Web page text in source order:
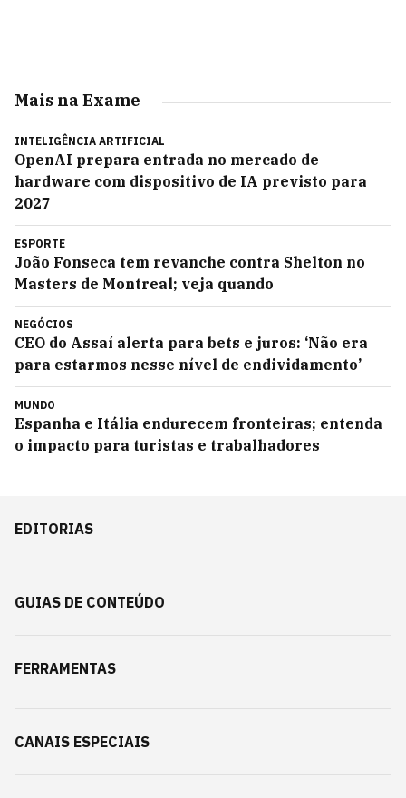
Mais na Exame
INTELIGÊNCIA ARTIFICIAL
OpenAI prepara entrada no mercado de
hardware com dispositivo de IA previsto para
2027
ESPORTE
João Fonseca tem revanche contra Shelton no
Masters de Montreal; veja quando
NEGÓCIOS
CEO do Assaí alerta para bets e juros: ‘Não era
para estarmos nesse nível de endividamento’
MUNDO
Espanha e Itália endurecem fronteiras; entenda
o impacto para turistas e trabalhadores
EDITORIAS
GUIAS DE CONTEÚDO
FERRAMENTAS
CANAIS ESPECIAIS